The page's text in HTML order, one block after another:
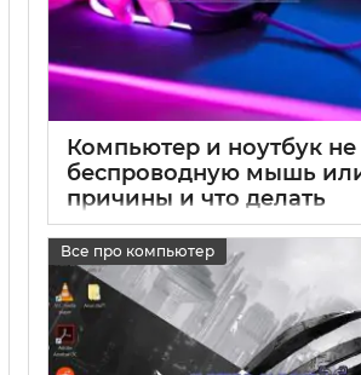
Компьютер и ноутбук не
беспроводную мышь
причины и что делать
Все про компьютер